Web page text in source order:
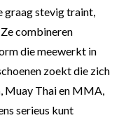
graag stevig traint,
combineren
die meewerkt in
zoekt die zich
Muay Thai en MMA,
serieus kunt